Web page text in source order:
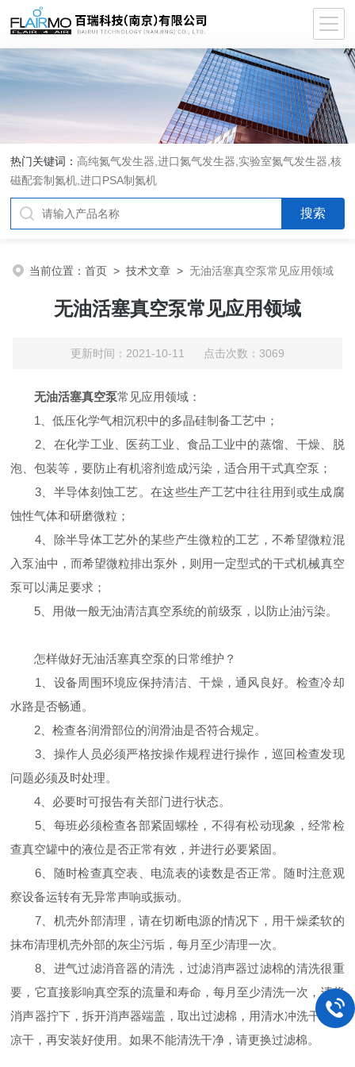
热门关键词： 高纯氮气发生器,进口氮气发生器,实验室氮气发生器,核
磁配套制氮机,进口PSA制氮机
当前位置：首页 >技术文章 >无油活塞真空泵常见应用领域
无油活塞真空泵常见应用领域
更新时间：2021-10-11 点击次数：3069
无油活塞真空泵常见应用领域：
1、低压化学气相沉积中的多晶硅制备工艺中；
2、在化学工业、医药工业、食品工业中的蒸馏、干燥、脱
泡、包装等，要防止有机溶剂造成污染，适合用干式真空泵；
3、半导体刻蚀工艺。在这些生产工艺中往往用到或生成腐
蚀性气体和研磨微粒；
4、除半导体工艺外的某些产生微粒的工艺，不希望微粒混
入泵油中，而希望微粒排出泵外，则用一定型式的干式机械真空
泵可以满足要求；
5、用做一般无油清洁真空系统的前级泵，以防止油污染。
怎样做好无油活塞真空泵的日常维护？
1、设备周围环境应保持清洁、干燥，通风良好。检查冷却
水路是否畅通。
2、检查各润滑部位的润滑油是否符合规定。
3、操作人员必须严格按操作规程进行操作，巡回检查发现
问题必须及时处理。
4、必要时可报告有关部门进行状态。
5、每班必须检查各部紧固螺栓，不得有松动现象，经常检
查真空罐中的液位是否正常有效，并进行必要紧固。
6、随时检查真空表、电流表的读数是否正常。随时注意观
察设备运转有无异常声响或振动。
7、机壳外部清理，请在切断电源的情况下，用干燥柔软的
抹布清理机壳外部的灰尘污垢，每月至少清理一次。
8、进气过滤消音器的清洗，过滤消声器过滤棉的清洗很重
要，它直接影响真空泵的流量和寿命，每月至少清洗一次，请将
消声器拧下，拆开消声器端盖，取出过滤棉，用清水冲洗干净，
凉干，再安装好使用。如果不能清洗干净，请更换过滤棉。